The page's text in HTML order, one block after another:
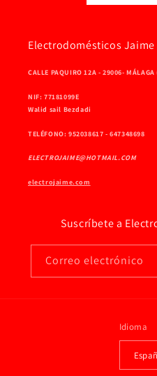
Electrodomésticos Jaime
CALLE PAQUIRO 12A - 29006-
NIF: 77181099E
Walid sail Bezdadi
TELÉFONO: 952038617 - 647348698
ELECTROJAIME@HOTMAIL.COM
electrojaime.com
Suscríbete a
Correo electrónico
Idioma